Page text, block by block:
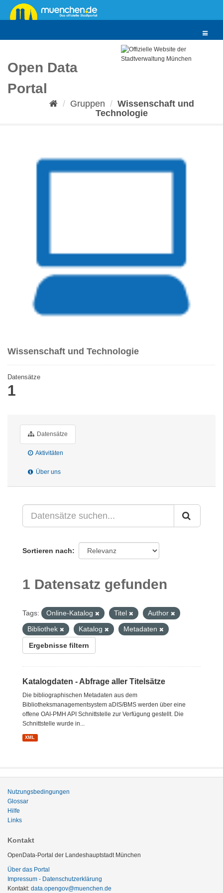
Überspringen
zum
Toggle
Open Data
Portal
Gruppen
Wissenschaft und
Technologie
Wissenschaft und Technologie
Datensätze
1
Datensätze
Aktivitäten
Über uns
Sortieren nach
1 Datensatz gefunden
Tags: Online-Katalog Titel
Author
Bibliothek
Katalog Metadaten
Ergebnisse filtern
Katalogdaten - Abfrage aller Titelsätze
Die bibliographischen Metadaten aus dem
Bibliotheksmanagementsystem aDIS/BMS werden über eine
offene OAI-PMH API Schnittstelle zur Verfügung gestellt. Die
Schnittstelle wurde in...
XML
Nutzungsbedingungen
Glossar
Hilfe
Links
Kontakt
OpenData-Portal der Landeshauptstadt München
Über das Portal
Impressum - Datenschutzerklärung
Kontakt: data.opengov@muenchen.de